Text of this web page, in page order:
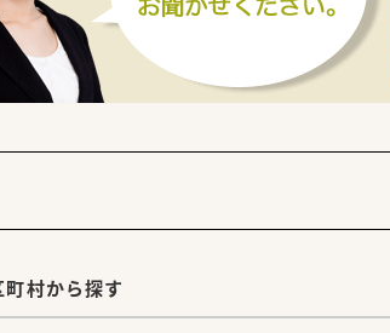
介 ＞・・
ー対応店舗です！
葉植物も設置しており、綺麗で癒されるよ
インで応需しているため、時期によって処
村から探す